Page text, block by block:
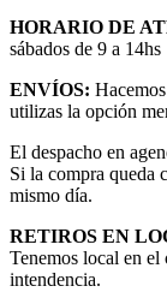
HORARIO DE
sábados de 9 a 14hs
ENVÍOS:
utilizas la opción
El despacho en
Si la compra queda
mismo día.
RETIROS EN
Tenemos local en
intendencia.